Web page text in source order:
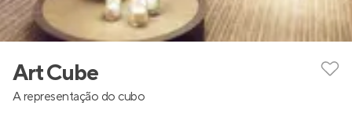
Art Cube
A representação do cubo